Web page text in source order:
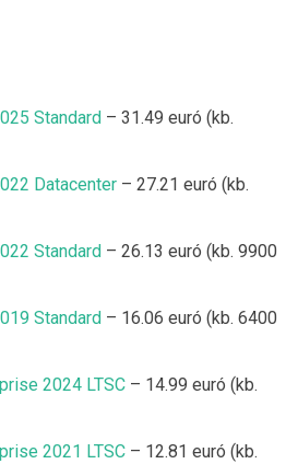
Standard – 31.49 euró (kb.
Datacenter – 27.21 euró (kb.
Standard – 26.13 euró (kb. 9900
Standard – 16.06 euró (kb. 6400
2024 LTSC – 14.99 euró (kb.
2021 LTSC – 12.81 euró (kb.